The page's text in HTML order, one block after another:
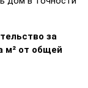
за
м² от общей